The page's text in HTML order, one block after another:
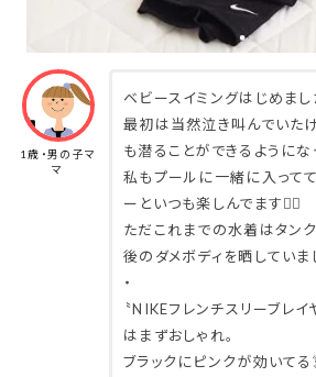
1歳・男の子マ
マ
ベビースイミングはじめまし
最初は当然泣き叫んでいた
も潜ることができるように
私もプールに一緒に入って
ーといつも楽しんでます🏊‍♀️
ただこれまでの水着はタンク
後のダメボディを晒していま
・
〝NIKEフレンチスリーブレイ
はまずおしゃれ。
ブラックにピンクが効いてる